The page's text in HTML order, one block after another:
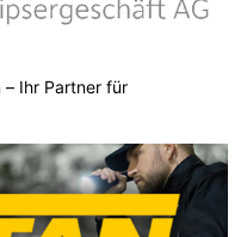
– Ihr Partner für